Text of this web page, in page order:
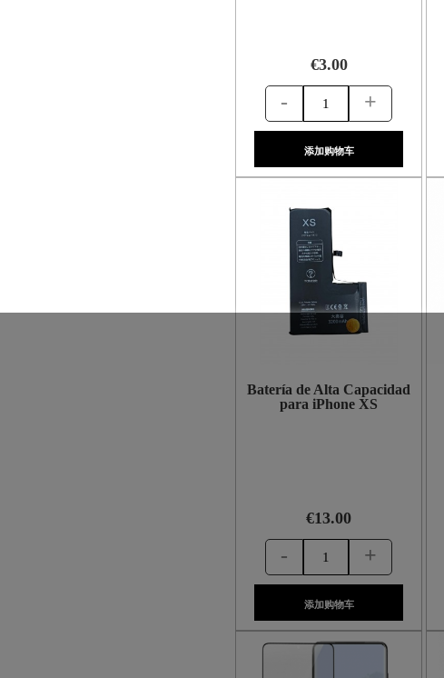
€3.00
- +
添加购物车
Batería de Alta Capacidad
para iPhone XS
€13.00
- +
添加购物车